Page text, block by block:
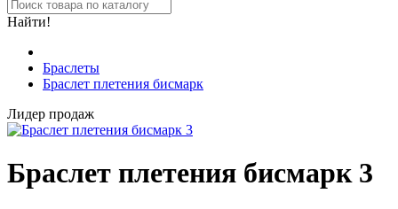
Найти!
Браслеты
Браслет плетения бисмарк
Лидер продаж
Браслет плетения бисмарк 3